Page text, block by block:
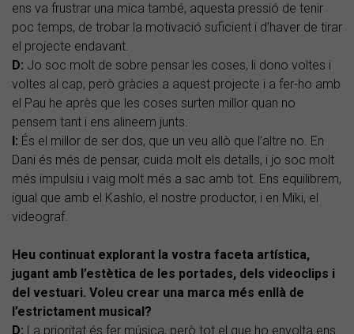
ens va frustrar una mica també, aquesta pressió de tenir
poc temps, de trobar la motivació suficient i d’haver de tirar
el projecte endavant.
D: Jo soc molt de sobre pensar les coses, li dono voltes i
voltes al cap, però gràcies a aquest projecte i a fer-ho amb
el Pau he après que les coses surten millor quan no
pensem tant i ens alineem junts.
I: És el millor de ser dos, que un veu allò que l’altre no. En
Dani és més de pensar, cuida molt els detalls, i jo soc molt
més impulsiu i vaig molt més a sac amb tot. Ens equilibrem,
igual que amb el Kashlo, el nostre productor, i en Miki, el
videograf.
Heu continuat explorant la vostra faceta artística,
jugant amb l’estètica de les portades, dels videoclips i
del vestuari. Voleu crear una marca més enllà de
l’estrictament musical?
D: La prioritat és fer música, però tot el que ho envolta ens